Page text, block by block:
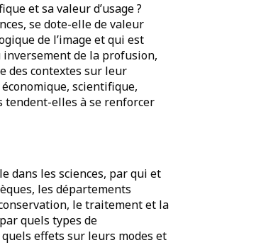
et sa valeur d’usage ?
se dote-elle de valeur
de l’image et qui est
de la profusion,
des contextes sur leur
scientifique,
tendent-elles à se renforcer
dans les sciences, par qui et
les départements
le traitement et la
quels types de
effets sur leurs modes et